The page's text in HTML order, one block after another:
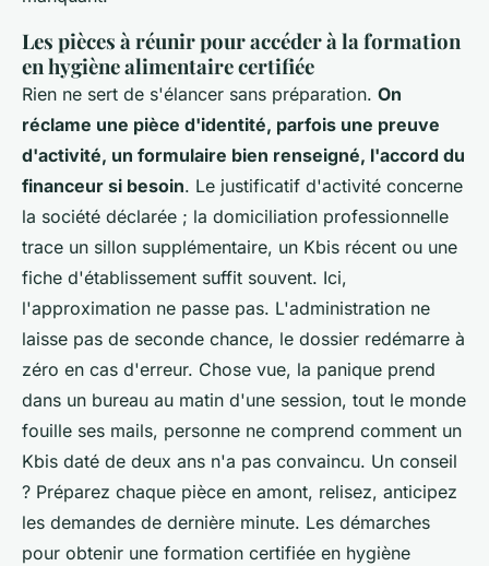
Les pièces à réunir pour accéder à la formation
en hygiène alimentaire certifiée
Rien ne sert de s'élancer sans préparation. On
réclame une pièce d'identité, parfois une preuve
d'activité, un formulaire bien renseigné, l'accord du
financeur si besoin. Le justificatif d'activité concerne
la société déclarée ; la domiciliation professionnelle
trace un sillon supplémentaire, un Kbis récent ou une
fiche d'établissement suffit souvent. Ici,
l'approximation ne passe pas. L'administration ne
laisse pas de seconde chance, le dossier redémarre à
zéro en cas d'erreur. Chose vue, la panique prend
dans un bureau au matin d'une session, tout le monde
fouille ses mails, personne ne comprend comment un
Kbis daté de deux ans n'a pas convaincu. Un conseil
? Préparez chaque pièce en amont, relisez, anticipez
les demandes de dernière minute. Les démarches
pour obtenir une formation certifiée en hygiène